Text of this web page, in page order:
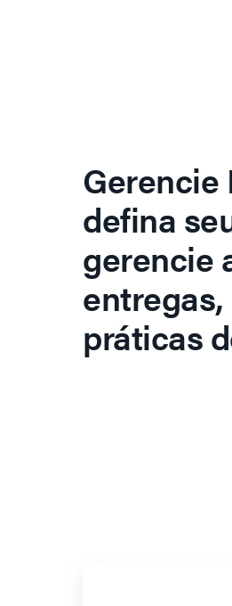
Gerencie
defina
gerencie
práticas